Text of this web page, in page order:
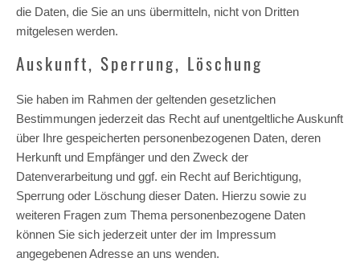
die Daten, die Sie an uns übermitteln, nicht von Dritten
mitgelesen werden.
Auskunft, Sperrung, Löschung
Sie haben im Rahmen der geltenden gesetzlichen
Bestimmungen jederzeit das Recht auf unentgeltliche Auskunft
über Ihre gespeicherten personenbezogenen Daten, deren
Herkunft und Empfänger und den Zweck der
Datenverarbeitung und ggf. ein Recht auf Berichtigung,
Sperrung oder Löschung dieser Daten. Hierzu sowie zu
weiteren Fragen zum Thema personenbezogene Daten
können Sie sich jederzeit unter der im Impressum
angegebenen Adresse an uns wenden.